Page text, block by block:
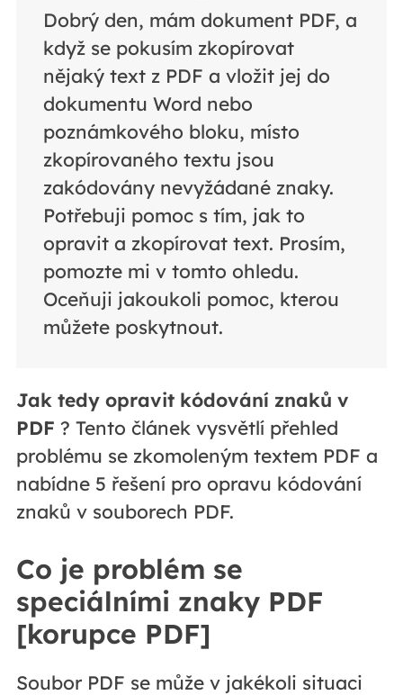
Dobrý den, mám dokument PDF, a
když se pokusím zkopírovat
nějaký text z PDF a vložit jej do
dokumentu Word nebo
poznámkového bloku, místo
zkopírovaného textu jsou
zakódovány nevyžádané znaky.
Potřebuji pomoc s tím, jak to
opravit a zkopírovat text. Prosím,
pomozte mi v tomto ohledu.
Oceňuji jakoukoli pomoc, kterou
můžete poskytnout.
Jak tedy opravit kódování znaků v
PDF ? Tento článek vysvětlí přehled
problému se zkomoleným textem PDF a
nabídne 5 řešení pro opravu kódování
znaků v souborech PDF.
Co je problém se
speciálními znaky PDF
[korupce PDF]
Soubor PDF se může v jakékoli situaci